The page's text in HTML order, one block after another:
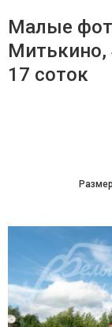
Малые
Митькино,
17 соток